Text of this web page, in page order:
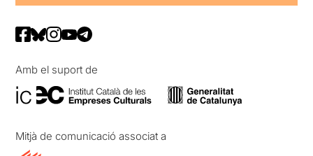
Amb el suport de
Mitjà de comunicació associat a